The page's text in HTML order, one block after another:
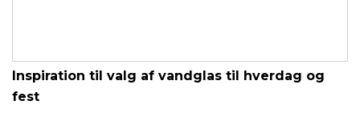
Inspiration til valg af vandglas til hverdag og
fest